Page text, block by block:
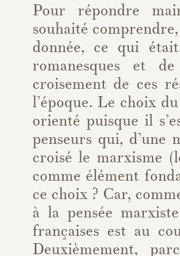
Pour répondre
souhaité
donnée, ce qui
romanesques et
croisement de ces
l’époque. Le choix
orienté puisque il
penseurs qui, d’une
croisé le marxisme
comme élément
ce choix ? Car,
à la pensée
françaises est au
Deuxièmement,